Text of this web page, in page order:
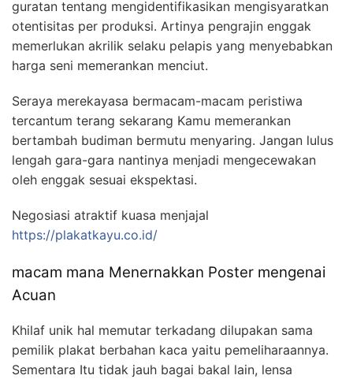
guratan tentang mengidentifikasikan mengisyaratkan
otentisitas per produksi. Artinya pengrajin enggak
memerlukan akrilik selaku pelapis yang menyebabkan
harga seni memerankan menciut.
Seraya merekayasa bermacam-macam peristiwa
tercantum terang sekarang Kamu memerankan
bertambah budiman bermutu menyaring. Jangan lulus
lengah gara-gara nantinya menjadi mengecewakan
oleh enggak sesuai ekspektasi.
Negosiasi atraktif kuasa menjajal
https://plakatkayu.co.id/
macam mana Menernakkan Poster mengenai
Acuan
Khilaf unik hal memutar terkadang dilupakan sama
pemilik plakat berbahan kaca yaitu pemeliharaannya.
Sementara Itu tidak jauh bagai bakal lain, lensa